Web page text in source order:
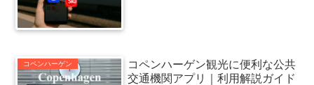
コペンハーゲン
コペンハーゲン観光に便利な公共
交通機関アプリ｜利用解説ガイド